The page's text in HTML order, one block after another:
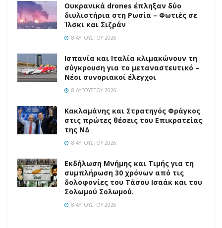
Ουκρανικά drones έπληξαν δύο
διυλιστήρια στη Ρωσία – Φωτιές σε
Ίλσκι και Σιζράν
8 ΑΥΓΟΎΣΤΟΥ 2026
Ισπανία και Ιταλία κλιμακώνουν τη
σύγκρουση για το μεταναστευτικό –
Νέοι συνοριακοί έλεγχοι
8 ΑΥΓΟΎΣΤΟΥ 2026
Κακλαμάνης και Στρατηγός Φράγκος
στις πρώτες θέσεις του Επικρατείας
της ΝΔ
8 ΑΥΓΟΎΣΤΟΥ 2026
Εκδήλωση Μνήμης και Τιμής για τη
συμπλήρωση 30 χρόνων από τις
δολοφονίες του Τάσου Ισαάκ και του
Σολωμού Σολωμού.
8 ΑΥΓΟΎΣΤΟΥ 2026